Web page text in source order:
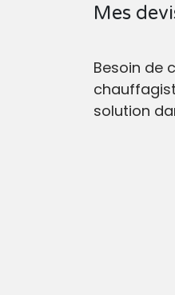
Mes
Besoin de
solution